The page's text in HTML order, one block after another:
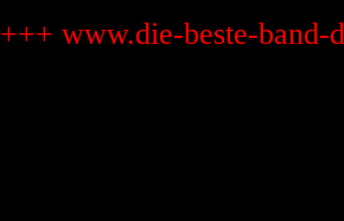
+++ www.die-beste-band-